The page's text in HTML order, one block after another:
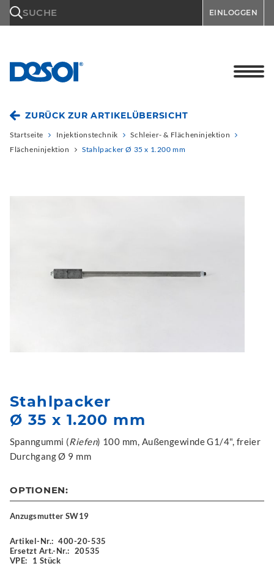
SUCHE EINLOGGEN
ZURÜCK ZUR ARTIKELÜBERSICHT
Startseite Injektionstechnik
Schleier- & Flächeninjektion
Flächeninjektion
Stahlpacker Ø 35 x 1.200 mm
Stahlpacker
Ø 35 x 1.200 mm
Spanngummi (Riefen) 100 mm, Außengewinde G1/4", freier
Durchgang Ø 9 mm
OPTIONEN:
Anzugsmutter SW19
Artikel-Nr.: 400-20-535
Ersetzt Art.-Nr.: 20535
VPE:
1 Stück